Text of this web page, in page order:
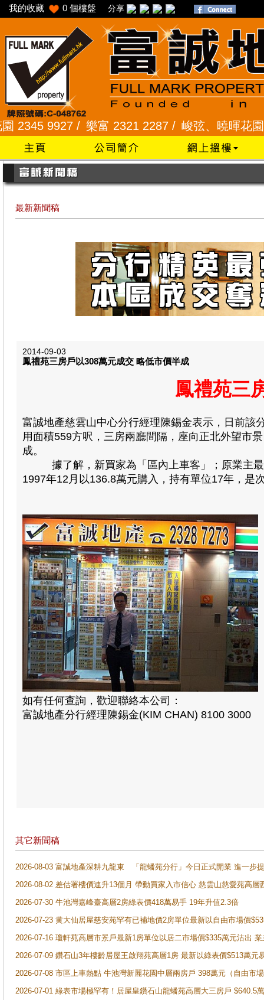
我的收藏 0 個樓盤 分享
9927 / 樂富 2321 2287 / 峻弦、曉暉花園 2345
最新新聞稿
2014-09-03
鳳禮苑三房戶以308萬元成交 略低市價半成
鳳禮苑三
富誠地產慈雲山中心分行經理陳錫金表示，日前該
用面積559方呎，三房兩廳間隔，座向正北外望市
成。
據了解，新買家為「區內上車客」；原業主最
1997年12月以136.8萬元購入，持有單位17年，是
如有任何查詢，歡迎聯絡本公司：
富誠地產分行經理陳錫金(KIM CHAN) 8100 3000
其它新聞稿
2026-08-03 富誠地產深耕九龍東 「龍蟠苑分行」今日正式開業 進一步
2026-08-02 差估署樓價連升13個月 帶動買家入市信心 慈雲山慈愛苑高層
2026-07-30 牛池灣嘉峰臺高層2房綠表價418萬易手 19年升值2.3倍
2026-07-23 黄大仙居屋慈安苑罕有已補地價2房單位最新以自由市場價
2026-07-16 瓊軒苑高層市景戶最新1房單位以居二市場價$335萬元沽出
2026-07-09 鑽石山3年樓齡居屋王啟翔苑高層1房 最新以綠表價$513萬元
2026-07-08 市區上車熱點 牛池灣新麗花園中層兩房戶 398萬元（自由市
2026-07-01 綠表市場極罕有！居屋皇鑽石山龍蟠苑高層大三房戶